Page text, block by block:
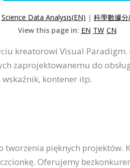
Science Data Analysis(EN) | 科學數據
View this page in: EN TW CN
kreatorowi Visual Paradigm.
zaprojektowanemu do
kontener itp.
pięknych projektów.
Oferujemy